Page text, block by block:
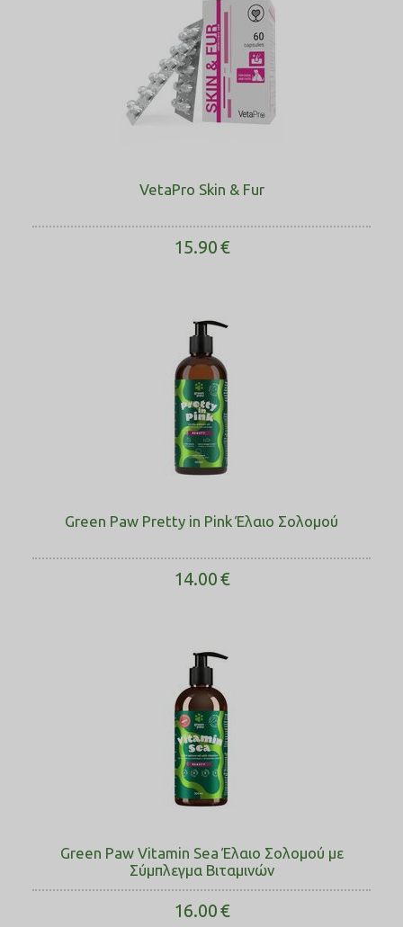
VetaPro Skin & Fur
15.90€
Green Paw Pretty in Pink Έλαιο Σολοµού
14.00€
Green Paw Vitamin Sea Έλαιο Σολοµού με
Σύμπλεγμα Βιταμινών
16.00€